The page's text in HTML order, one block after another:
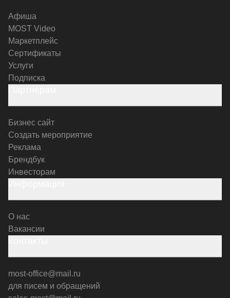
Афиша
MOST Video
Маркетплейс
Сертификаты
Услуги
Подписка
Бизнес сайт
Создать мероприятие
Реклама
Брендбук
Инвесторам
О нас
Вакансии
most-office@mail.ru
для писем и обращений